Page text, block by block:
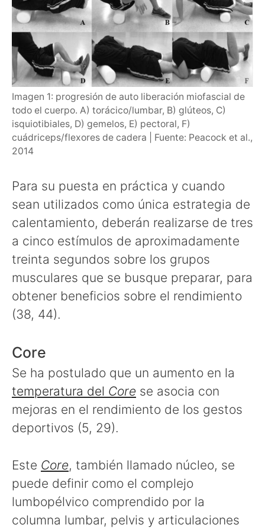
Imagen 1: progresión de auto liberación miofascial de
todo el cuerpo. A) torácico/lumbar, B) glúteos, C)
isquiotibiales, D) gemelos, E) pectoral, F)
cuádriceps/flexores de cadera | Fuente: Peacock et al.,
2014
Para su puesta en práctica y cuando
sean utilizados como única estrategia de
calentamiento, deberán realizarse de tres
a cinco estímulos de aproximadamente
treinta segundos sobre los grupos
musculares que se busque preparar, para
obtener beneficios sobre el rendimiento
(38, 44).
Core
Se ha postulado que un aumento en la
temperatura del Core se asocia con
mejoras en el rendimiento de los gestos
deportivos (5, 29).
Este Core, también llamado núcleo, se
puede definir como el complejo
lumbopélvico comprendido por la
columna lumbar, pelvis y articulaciones